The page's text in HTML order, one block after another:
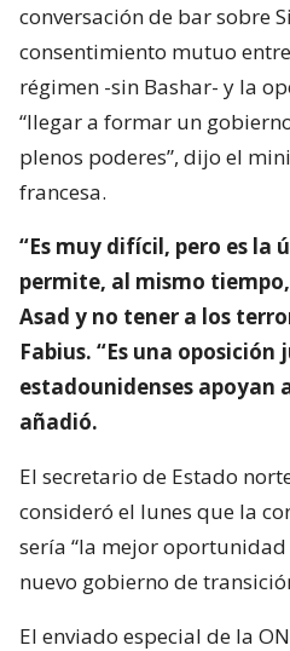
conversación de bar sobre
consentimiento mutuo
régimen -sin Bashar- y la
“llegar a formar un
plenos poderes”, dijo el
francesa.
“Es muy difícil, pero es la
permite, al mismo
Asad y no tener a los
Fabius. “Es una oposición
estadounidenses apoyan
añadió.
El secretario de Estado
consideró el lunes que la
sería “la mejor
nuevo gobierno de
El enviado especial de la